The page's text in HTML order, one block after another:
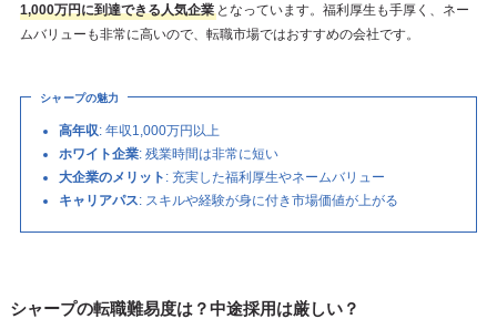
1,000万円に到達できる人気企業となっています。福利厚生も手厚く、ネー
ムバリューも非常に高いので、転職市場ではおすすめの会社です。
シャープの魅力
高年収: 年収1,000万円以上
ホワイト企業: 残業時間は非常に短い
大企業のメリット : 充実した福利厚生やネームバリュー
キャリアパス: スキルや経験が身に付き市場価値が上がる
シャープの転職難易度は？中途採用は厳しい？